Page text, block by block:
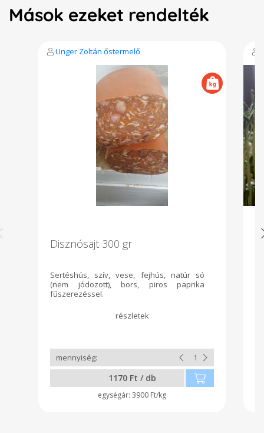
Mások ezeket rendelték
Unger Zoltán őstermelő
Disznósajt 300 gr
Sertéshús, szív, vese, fejhús, natúr só
(nem jódozott), bors, piros paprika
fűszerezéssel.
1170 Ft / db
3900 Ft/kg